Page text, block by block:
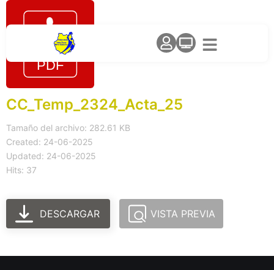
CC_Temp_2324_Acta_25
Tamaño del archivo: 282.61 KB
Created: 24-06-2025
Updated: 24-06-2025
Hits: 37
DESCARGAR VISTA PREVIA